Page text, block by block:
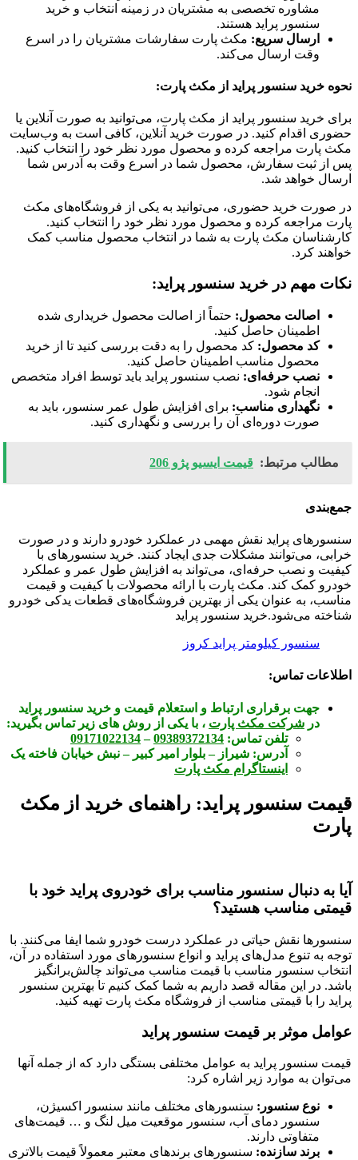
مشاوره تخصصی به مشتریان در زمینه انتخاب و خرید
سنسور پراید هستند.
ارسال سریع: مکث پارت سفارشات مشتریان را در اسرع
وقت ارسال می‌کند.
نحوه خرید سنسور پراید از مکث پارت:
برای خرید سنسور پراید از مکث پارت، می‌توانید به صورت آنلاین یا
حضوری اقدام کنید. در صورت خرید آنلاین، کافی است به وب‌سایت
مکث پارت مراجعه کرده و محصول مورد نظر خود را انتخاب کنید.
پس از ثبت سفارش، محصول شما در اسرع وقت به آدرس شما
ارسال خواهد شد.
در صورت خرید حضوری، می‌توانید به یکی از فروشگاه‌های مکث
پارت مراجعه کرده و محصول مورد نظر خود را انتخاب کنید.
کارشناسان مکث پارت به شما در انتخاب محصول مناسب کمک
خواهند کرد.
نکات مهم در خرید سنسور پراید:
اصالت محصول: حتماً از اصالت محصول خریداری شده
اطمینان حاصل کنید.
کد محصول: کد محصول را به دقت بررسی کنید تا از خرید
محصول مناسب اطمینان حاصل کنید.
نصب حرفه‌ای: نصب سنسور پراید باید توسط افراد متخصص
انجام شود.
نگهداری مناسب: برای افزایش طول عمر سنسور، باید به
صورت دوره‌ای آن را بررسی و نگهداری کنید.
مطالب مرتبط: قیمت ایسیو پژو 206
جمع‌بندی
سنسورهای پراید نقش مهمی در عملکرد خودرو دارند و در صورت
خرابی، می‌توانند مشکلات جدی ایجاد کنند. خرید سنسورهای با
کیفیت و نصب حرفه‌ای، می‌تواند به افزایش طول عمر و عملکرد
خودرو کمک کند. مکث پارت با ارائه محصولات با کیفیت و قیمت
مناسب، به عنوان یکی از بهترین فروشگاه‌های قطعات یدکی خودرو
شناخته می‌شود.خرید سنسور پراید
سنسور کیلومتر پراید کروز
اطلاعات تماس:
جهت برقراری ارتباط و استعلام قیمت و خرید سنسور پراید
در شرکت مکث پارت ، با یکی از روش های زیر تماس بگیرید:
تلفن تماس: 09389372134
–
09171022134
آدرس: شیراز – بلوار امیر کبیر – نبش خیابان فاخته یک
اینستاگرام مکث پارت
قیمت سنسور پراید: راهنمای خرید از مکث
پارت
آیا به دنبال سنسور مناسب برای خودروی پراید خود با
قیمتی مناسب هستید؟
سنسورها نقش حیاتی در عملکرد درست خودرو شما ایفا می‌کنند. با
توجه به تنوع مدل‌های پراید و انواع سنسورهای مورد استفاده در آن،
انتخاب سنسور مناسب با قیمت مناسب می‌تواند چالش‌برانگیز
باشد. در این مقاله قصد داریم به شما کمک کنیم تا بهترین سنسور
پراید را با قیمتی مناسب از فروشگاه مکث پارت تهیه کنید.
عوامل موثر بر قیمت سنسور پراید
قیمت سنسور پراید به عوامل مختلفی بستگی دارد که از جمله آنها
می‌توان به موارد زیر اشاره کرد:
نوع سنسور: سنسورهای مختلف مانند سنسور اکسیژن،
سنسور دمای آب، سنسور موقعیت میل لنگ و … قیمت‌های
متفاوتی دارند.
برند سازنده: سنسورهای برندهای معتبر معمولاً قیمت بالاتری